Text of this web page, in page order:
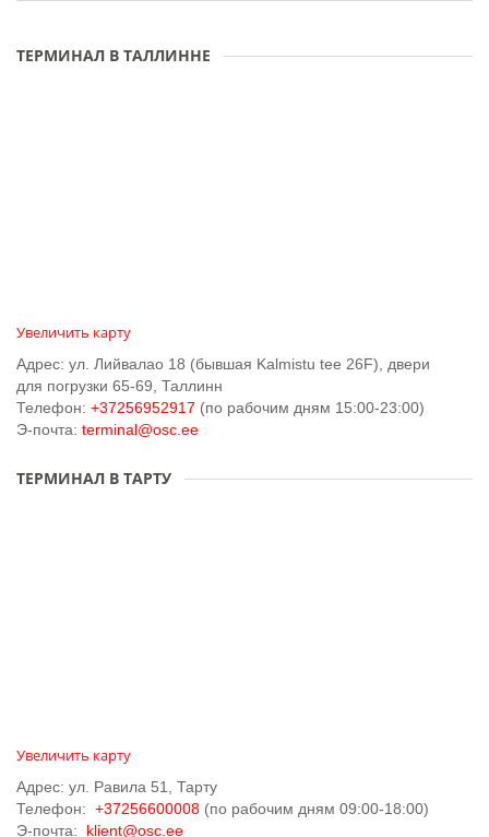
ТЕРМИНАЛ В ТАЛЛИННЕ
Увеличить карту
Адрес: ул. Лийвалао 18 (бывшая Kalmistu tee 26F), двери
для погрузки 65-69, Таллинн
Телефон: +37256952917 (по рабочим дням 15:00-23:00)
Э-почта: terminal@osc.ee
ТЕРМИНАЛ В ТАРТУ
Увеличить карту
Адрес: ул. Равила 51, Тарту
Телефон: +37256600008 (по рабочим дням 09:00-18:00)
Э-почта: klient@osc.ee